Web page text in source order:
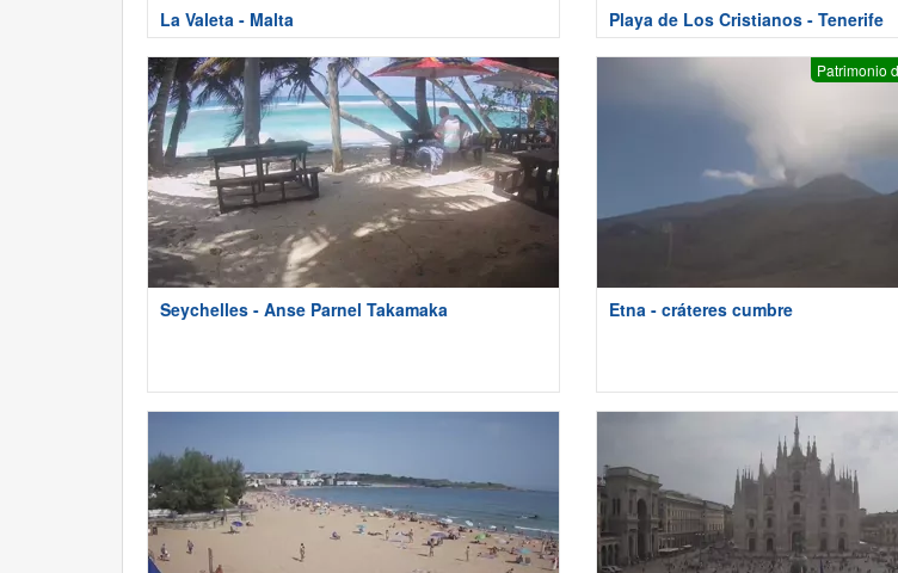
La Valeta - Malta Playa de Los Cristianos - Tenerife
Seychelles - Anse Parnel Takamaka
Patrimonio
Etna - cráteres cumbre